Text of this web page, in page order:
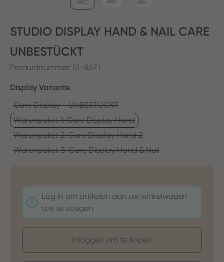
STUDIO DISPLAY HAND & NAIL CARE
UNBESTÜCKT
Productnummer: 51-867.1
Selecteer
Display Variante
Care Display - UNBESTÜCKT
Warenpaket 1: Care Display Hand
Warenpaket 2: Care Display Hand 2
Warenpaket 3: Care Display Hand & Nail
Log in om artikelen aan uw winkelwagen
toe te voegen.
Inloggen om te kopen